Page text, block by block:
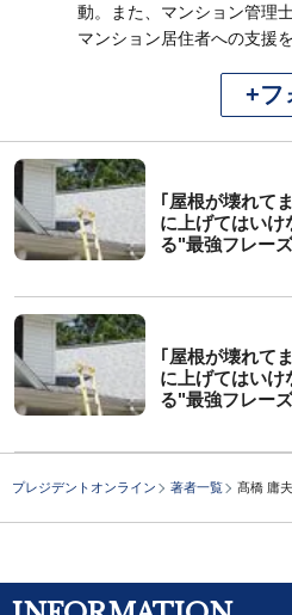
動。また、マンション管理
マンション居住者への支援
+フ
｢屋根が壊れて
に上げてはい
る"最強フレー
｢屋根が壊れて
に上げてはい
る"最強フレー
プレジデントオンライン 著者一覧 髙橋 庸